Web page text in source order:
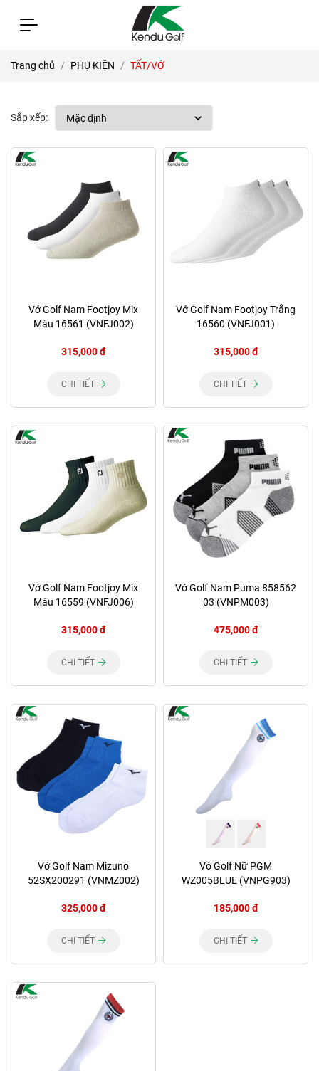
Trang chủ PHỤ KIỆN TẤT/VỚ
Sắp xếp:
Vớ Golf Nam Footjoy Mix
Màu 16561 (VNFJ002)
315,000 đ
CHI TIẾT
Vớ Golf Nam Footjoy Trắng
16560 (VNFJ001)
315,000 đ
CHI TIẾT
Vớ Golf Nam Footjoy Mix
Màu 16559 (VNFJ006)
315,000 đ
CHI TIẾT
Vớ Golf Nam Puma 858562
03 (VNPM003)
475,000 đ
CHI TIẾT
Vớ Golf Nam Mizuno
52SX200291 (VNMZ002)
325,000 đ
CHI TIẾT
Vớ Golf Nữ PGM
WZ005BLUE (VNPG903)
185,000 đ
CHI TIẾT